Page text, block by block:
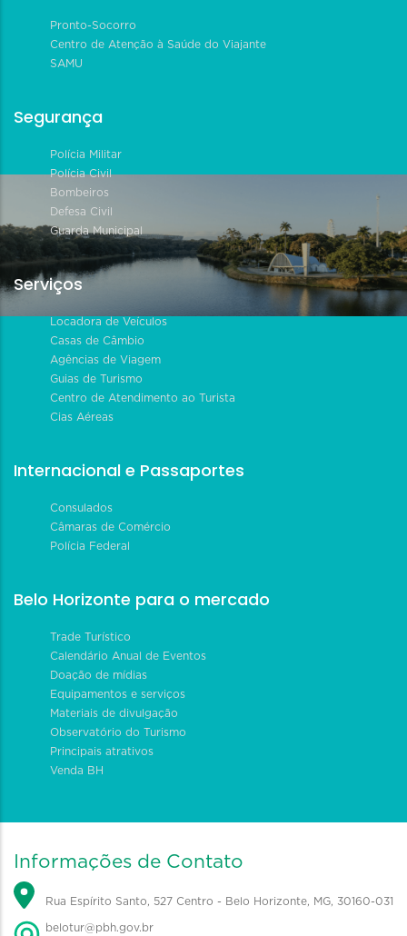
Pronto-Socorro
Centro de Atenção à Saúde do Viajante
SAMU
Segurança
Polícia Militar
Polícia Civil
Bombeiros
Defesa Civil
Guarda Municipal
Serviços
Locadora de Veículos
Casas de Câmbio
Agências de Viagem
Guias de Turismo
Centro de Atendimento ao Turista
Cias Aéreas
Internacional e Passaportes
Consulados
Câmaras de Comércio
Polícia Federal
Belo Horizonte para o mercado
Trade Turístico
Calendário Anual de Eventos
Doação de mídias
Equipamentos e serviços
Materiais de divulgação
Observatório do Turismo
Principais atrativos
Venda BH
Informações de Contato
Rua Espírito Santo, 527 Centro - Belo Horizonte, MG, 30160-031
belotur@pbh.gov.br